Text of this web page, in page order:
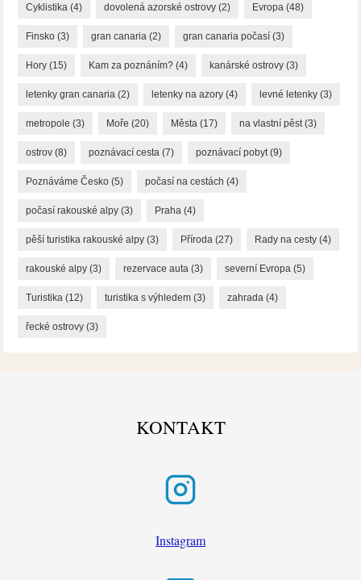
Cyklistika (4) dovolená azorské ostrovy (2) Evropa (48)
Finsko (3) gran canaria (2) gran canaria počasí (3)
Hory (15) Kam za poznáním? (4) kanárské ostrovy (3)
letenky gran canaria (2) letenky na azory (4) levné letenky (3)
metropole (3) Moře (20) Města (17) na vlastní pěst(3)
ostrov (8) poznávací cesta (7) poznávací pobyt(9)
Poznáváme Česko (5) počasí na cestách (4)
počasí rakouské alpy (3) Praha (4)
pěší turistika rakouské alpy (3) Příroda (27) Rady na cesty (4)
rakouské alpy (3) rezervace auta (3) severní Evropa (5)
Turistika (12) turistika s výhledem (3) zahrada (4)
řecké ostrovy (3)
KONTAKT
Instagram